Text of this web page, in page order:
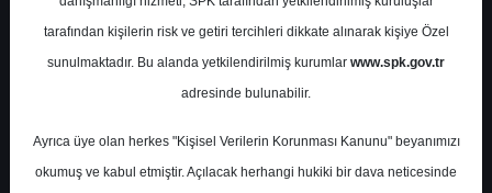
Hedef Fiyat 33.00 ₺
Getiri
%7.35
1 0
tarafından kişilerin risk ve getiri tercihleri dikkate alınarak kişiye Özel
sunulmaktadır. Bu alanda yetkilendirilmiş kurumlar www.spk.gov.tr
adresinde bulunabilir.
Ayrıca üye olan herkes "Kişisel Verilerin Korunması Kanunu" beyanımızı
okumuş ve kabul etmiştir. Açılacak herhangi hukiki bir dava neticesinde